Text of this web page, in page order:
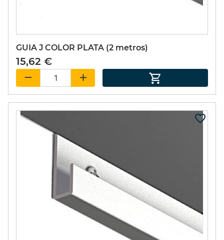
49,55 € (15%)
42,12 €
GUIA J COLOR PLATA (2 metros)
15,62 €